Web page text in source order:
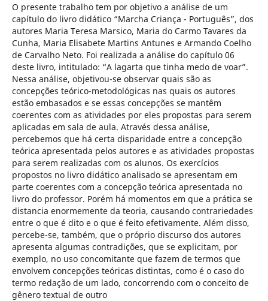
O presente trabalho tem por objetivo a análise de um
capítulo do livro didático “Marcha Criança - Português”, dos
autores Maria Teresa Marsico, Maria do Carmo Tavares da
Cunha, Maria Elisabete Martins Antunes e Armando Coelho
de Carvalho Neto. Foi realizada a análise do capítulo 06
deste livro, intitulado: “A lagarta que tinha medo de voar”.
Nessa análise, objetivou-se observar quais são as
concepções teórico-metodológicas nas quais os autores
estão embasados e se essas concepções se mantêm
coerentes com as atividades por eles propostas para serem
aplicadas em sala de aula. Através dessa análise,
percebemos que há certa disparidade entre a concepção
teórica apresentada pelos autores e as atividades propostas
para serem realizadas com os alunos. Os exercícios
propostos no livro didático analisado se apresentam em
parte coerentes com a concepção teórica apresentada no
livro do professor. Porém há momentos em que a prática se
distancia enormemente da teoria, causando contrariedades
entre o que é dito e o que é feito efetivamente. Além disso,
percebe-se, também, que o próprio discurso dos autores
apresenta algumas contradições, que se explicitam, por
exemplo, no uso concomitante que fazem de termos que
envolvem concepções teóricas distintas, como é o caso do
termo redação de um lado, concorrendo com o conceito de
gênero textual de outro